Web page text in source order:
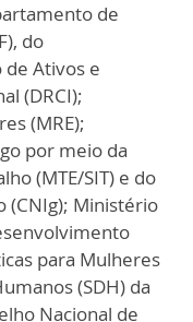
de
do
Ativos e
(DRCI);
(MRE);
por meio da
(MTE/SIT) e do
(CNIg); Ministério
para Mulheres
(SDH) da
Nacional de